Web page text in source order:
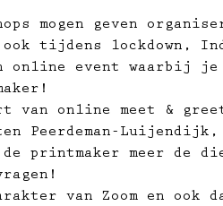
mogen geven
tijdens lockdown,
online event waarbij
van online meet &
Peerdeman-
de printmaker meer
van Zoom en